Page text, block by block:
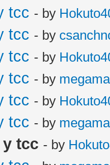
tcc - by
tcc - by
tcc - by
tcc - by
tcc - by
tcc - by
y tcc - by